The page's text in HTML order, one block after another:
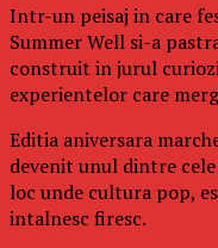
Intr-un peisaj in care
Summer Well si-a
construit in jurul
experientelor care
Editia aniversara
devenit unul dintre
loc unde cultura pop,
intalnesc firesc.